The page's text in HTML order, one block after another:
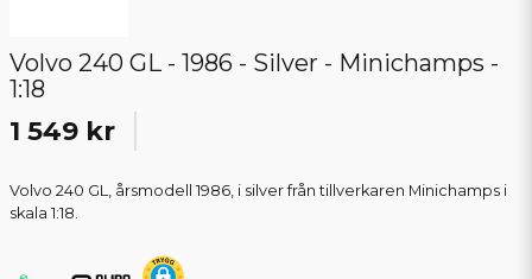
Volvo 240 GL - 1986 - Silver - Minichamps -
1:18
1 549 kr
Volvo 240 GL, årsmodell 1986, i silver från tillverkaren Minichamps i
skala 1:18.